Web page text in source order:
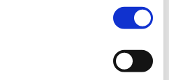
especialistas para as salas de
assessores dos estudantes,
de aprendizagem mútua.